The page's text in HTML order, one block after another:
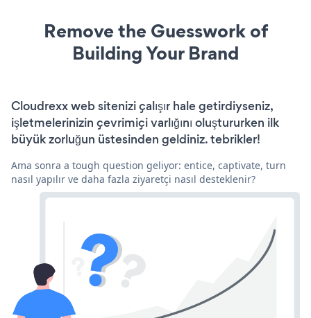
Remove the Guesswork of
Building Your Brand
Cloudrexx web sitenizi çalışır hale getirdiyseniz,
işletmelerinizin çevrimiçi varlığını oluştururken ilk
büyük zorluğun üstesinden geldiniz. tebrikler!
Ama sonra a tough question geliyor: entice, captivate, turn
nasıl yapılır ve daha fazla ziyaretçi nasıl desteklenir?